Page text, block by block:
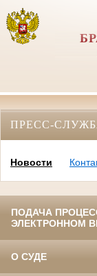
ПРЕСС-
Новости
ПОДАЧА
ЭЛЕКТРОННОМ
О СУДЕ